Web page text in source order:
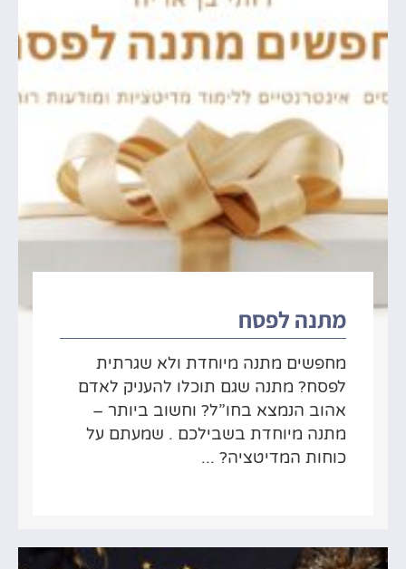
מתנה לפסח
מחפשים מתנה מיוחדת ולא שגרתית
לפסח? מתנה שגם תוכלו להעניק לאדם
אהוב הנמצא בחו”ל? וחשוב ביותר –
מתנה מיוחדת בשבילכם . שמעתם על
כוחות המדיטציה? ...